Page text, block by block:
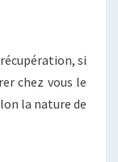
si
chez vous le
la nature de